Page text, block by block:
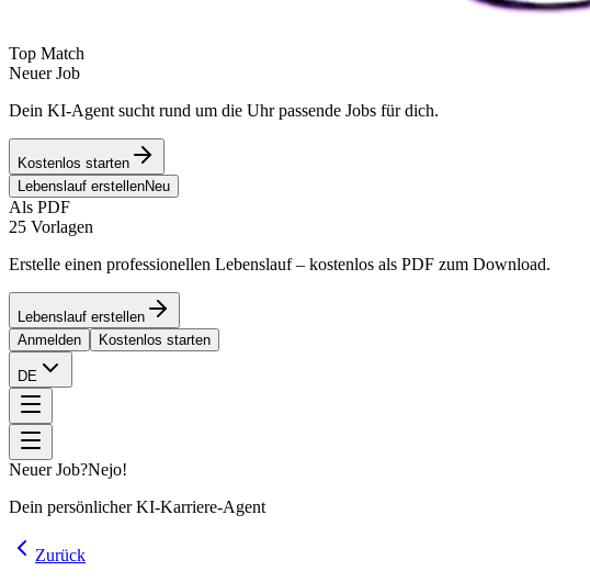
Top Match
Neuer Job
Dein KI-Agent sucht rund um die Uhr passende Jobs für dich.
Kostenlos starten
Lebenslauf erstellenNeu
Als PDF
25 Vorlagen
Erstelle einen professionellen Lebenslauf – kostenlos als PDF zum Download.
Lebenslauf erstellen
Anmelden
Kostenlos starten
DE
Neuer Job?Nejo!
Dein persönlicher KI-Karriere-Agent
Zurück